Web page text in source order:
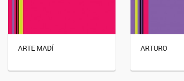
ARTE MADÍ ARTURO